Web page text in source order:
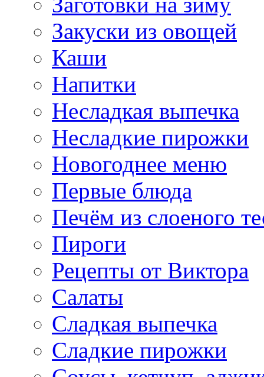
Закуски из овощей
Каши
Напитки
Несладкая выпечка
Несладкие пирожки
Новогоднее меню
Первые блюда
Печём из слоеного
Пироги
Рецепты от Виктора
Салаты
Сладкая выпечка
Сладкие пирожки